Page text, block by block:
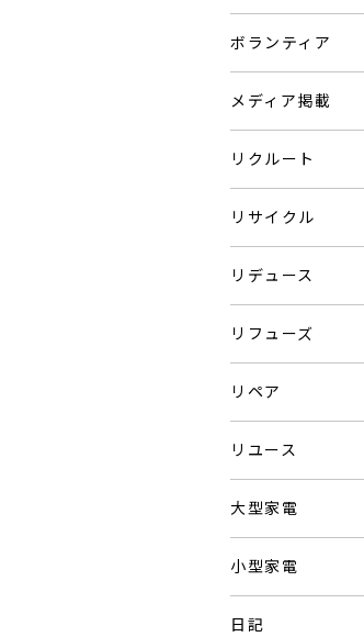
ボランティア
メディア掲載
リクルート
リサイクル
リデュース
リフューズ
リペア
リユース
大型家電
小型家電
日記